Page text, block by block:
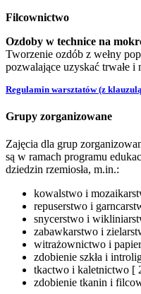
Filcownictwo
Ozdoby w technice na
Tworzenie ozdób z wełny
pozwalające uzyskać trwałe
Regulamin warsztatów (z
Grupy zorganizowane
Zajęcia dla grup
są w ramach programu
dziedzin rzemiosła, m.in.:
kowalstwo i
repuserstwo i
snycerstwo i
zabawkarstwo i
witrażownictwo i
zdobienie szkła i
tkactwo i kaletnictwo [
zdobienie tkanin i